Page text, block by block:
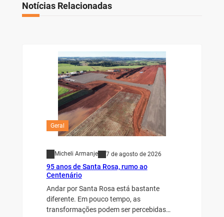
Notícias Relacionadas
Geral
Micheli Armanje 7 de agosto de 2026
95 anos de Santa Rosa, rumo ao
Centenário
Andar por Santa Rosa está bastante
diferente. Em pouco tempo, as
transformações podem ser percebidas…